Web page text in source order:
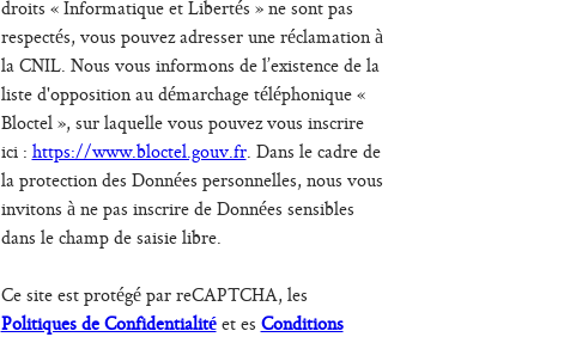
droits « Informatique et Libertés » ne sont pas
respectés, vous pouvez adresser une réclamation à
la CNIL. Nous vous informons de l’existence de la
liste d'opposition au démarchage téléphonique «
Bloctel », sur laquelle vous pouvez vous inscrire
ici : https://www.bloctel.gouv.fr. Dans le cadre de
la protection des Données personnelles, nous vous
invitons à ne pas inscrire de Données sensibles
dans le champ de saisie libre.
Ce site est protégé par reCAPTCHA, les
Politiques de Confidentialitéet es Conditions